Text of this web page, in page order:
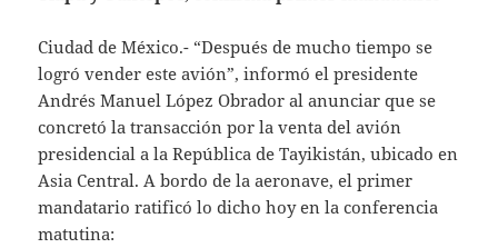
Ciudad de México.- “Después de mucho tiempo se
logró vender este avión”, informó el presidente
Andrés Manuel López Obrador al anunciar que se
concretó la transacción por la venta del avión
presidencial a la República de Tayikistán, ubicado en
Asia Central. A bordo de la aeronave, el primer
mandatario ratificó lo dicho hoy en la conferencia
matutina: